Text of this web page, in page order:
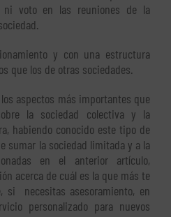
voto en las reuniones de la
y con una estructura
que los de otras sociedades.
aspectos más importantes que
la sociedad colectiva y la
habiendo conocido este tipo de
sumar la sociedad limitada y a la
en el anterior artículo,
acerca de cuál es la que más te
si necesitas asesoramiento, en
personalizado para nuevos